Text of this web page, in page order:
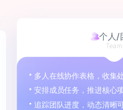
个人/
Team
多人在线协作表格，收集
安排成员任务，推进核心
追踪团队进度，动态清晰